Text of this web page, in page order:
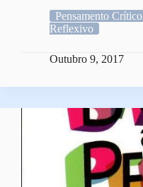
Pensamento Crítico
Reflexivo
Outubro 9, 2017